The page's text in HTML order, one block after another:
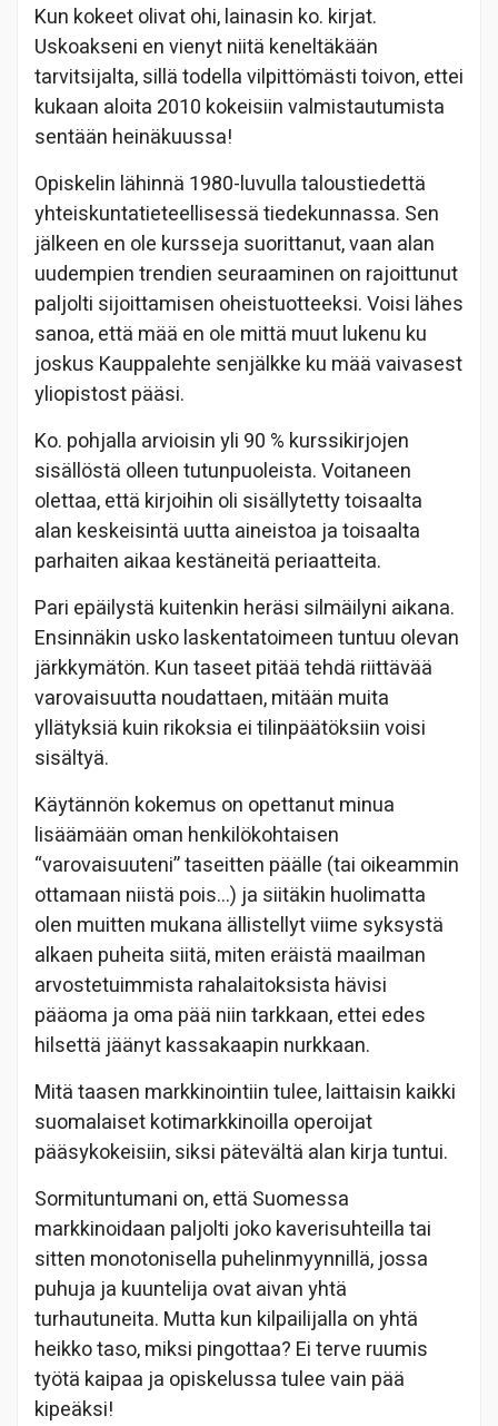
Kun kokeet olivat ohi, lainasin ko. kirjat.
Uskoakseni en vienyt niitä keneltäkään
tarvitsijalta, sillä todella vilpittömästi toivon, ettei
kukaan aloita 2010 kokeisiin valmistautumista
sentään heinäkuussa!
Opiskelin lähinnä 1980-luvulla taloustiedettä
yhteiskuntatieteellisessä tiedekunnassa. Sen
jälkeen en ole kursseja suorittanut, vaan alan
uudempien trendien seuraaminen on rajoittunut
paljolti sijoittamisen oheistuotteeksi. Voisi lähes
sanoa, että mää en ole mittä muut lukenu ku
joskus Kauppalehte senjälkke ku mää vaivasest
yliopistost pääsi.
Ko. pohjalla arvioisin yli 90 % kurssikirjojen
sisällöstä olleen tutunpuoleista. Voitaneen
olettaa, että kirjoihin oli sisällytetty toisaalta
alan keskeisintä uutta aineistoa ja toisaalta
parhaiten aikaa kestäneitä periaatteita.
Pari epäilystä kuitenkin heräsi silmäilyni aikana.
Ensinnäkin usko laskentatoimeen tuntuu olevan
järkkymätön. Kun taseet pitää tehdä riittävää
varovaisuutta noudattaen, mitään muita
yllätyksiä kuin rikoksia ei tilinpäätöksiin voisi
sisältyä.
Käytännön kokemus on opettanut minua
lisäämään oman henkilökohtaisen
“varovaisuuteni” taseitten päälle (tai oikeammin
ottamaan niistä pois…) ja siitäkin huolimatta
olen muitten mukana ällistellyt viime syksystä
alkaen puheita siitä, miten eräistä maailman
arvostetuimmista rahalaitoksista hävisi
pääoma ja oma pää niin tarkkaan, ettei edes
hilsettä jäänyt kassakaapin nurkkaan.
Mitä taasen markkinointiin tulee, laittaisin kaikki
suomalaiset kotimarkkinoilla operoijat
pääsykokeisiin, siksi pätevältä alan kirja tuntui.
Sormituntumani on, että Suomessa
markkinoidaan paljolti joko kaverisuhteilla tai
sitten monotonisella puhelinmyynnillä, jossa
puhuja ja kuuntelija ovat aivan yhtä
turhautuneita. Mutta kun kilpailijalla on yhtä
heikko taso, miksi pingottaa? Ei terve ruumis
työtä kaipaa ja opiskelussa tulee vain pää
kipeäksi!